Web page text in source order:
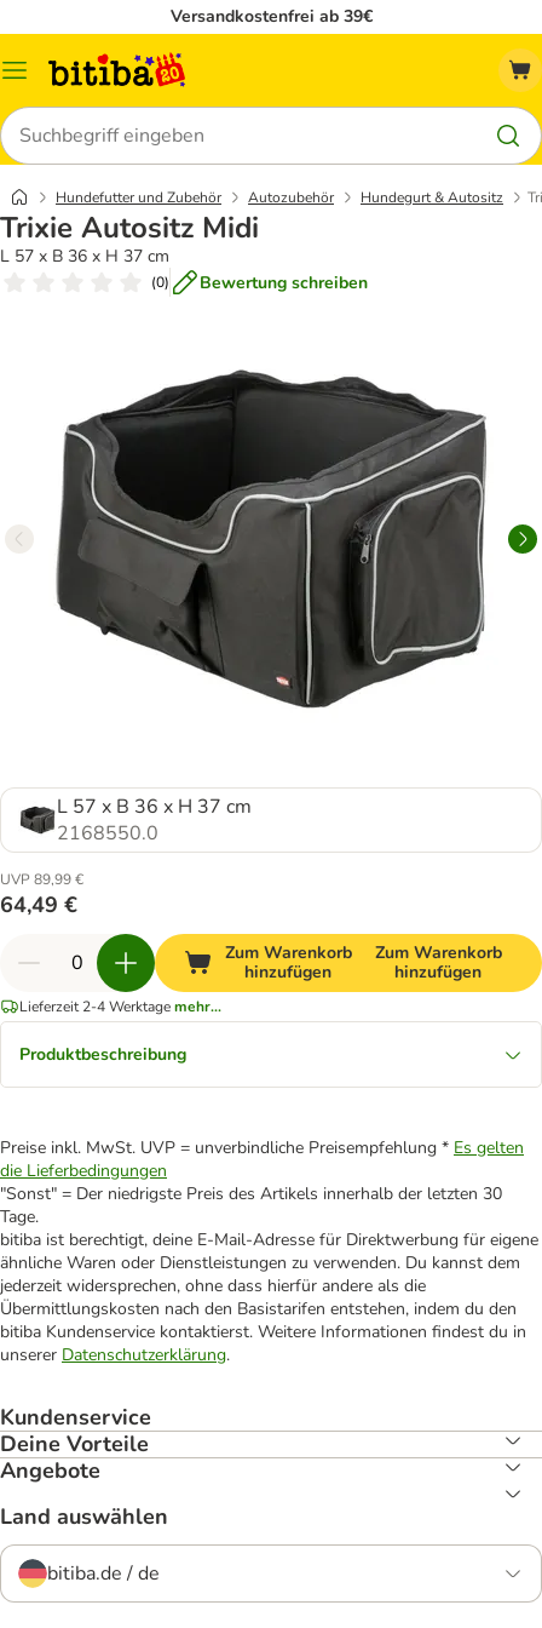
Versandkostenfrei ab 39€
Menü
Suchen
Hundefutter und Zubehör Autozubehör Hundegurt & Autositz
Trixie Autositz Midi
L 57 x B 36 x H 37 cm
(0) Bewertung schreiben
L 57 x B 36 x H 37 cm
2168550.0
UVP 89,99 €
64,49 €
Zum Warenkorb
hinzufügen
Zum Warenkorb
hinzufügen
Lieferzeit 2-4 Werktagemehr...
Produktbeschreibung
Preise inkl. MwSt. UVP = unverbindliche Preisempfehlung * Es gelten
die Lieferbedingungen
"Sonst" = Der niedrigste Preis des Artikels innerhalb der letzten 30
Tage.
bitiba ist berechtigt, deine E-Mail-Adresse für Direktwerbung für eigene
ähnliche Waren oder Dienstleistungen zu verwenden. Du kannst dem
jederzeit widersprechen, ohne dass hierfür andere als die
Übermittlungskosten nach den Basistarifen entstehen, indem du den
bitiba Kundenservice kontaktierst. Weitere Informationen findest du in
unserer Datenschutzerklärung.
Kundenservice
Deine Vorteile
Angebote
Land auswählen
bitiba.de / de